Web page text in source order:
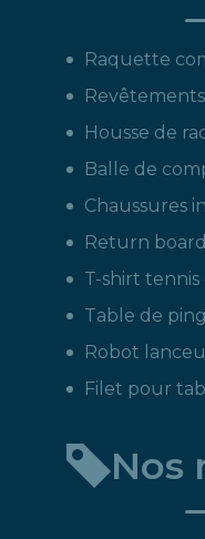
Raquette
Revêtements
Housse de
Balle de
Chaussures
Return board
T-shirt
Table de
Robot
Filet pour
Nos